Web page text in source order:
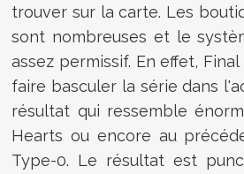
trouver sur la carte. Les
sont nombreuses et le
assez permissif. En effet,
faire basculer la série dans
résultat qui ressemble
Hearts ou encore au
Type-0. Le résultat est